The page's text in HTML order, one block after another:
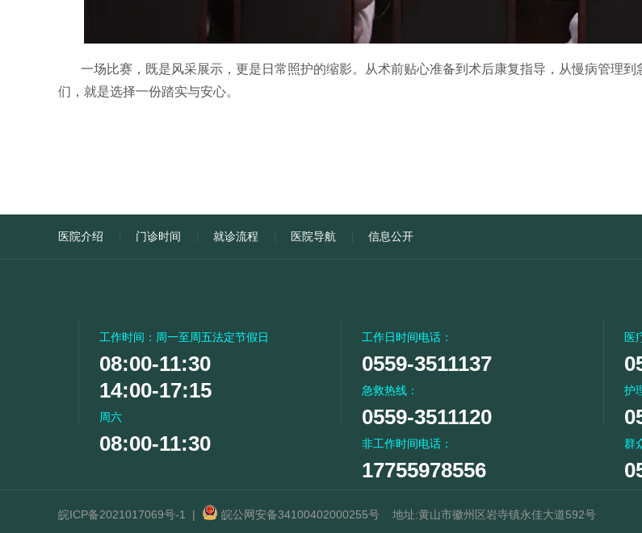
一场比赛，既是风采展示，更是日常照护的缩影。从术前贴心准备到术后康复指导，从慢病管理
们，就是选择一份踏实与安心。
医院介绍 门诊时间 就诊流程 医院导航 信息公开
工作时间：周一至周五法定节假日
08:00-11:30
14:00-17:15
周六
08:00-11:30
工作日时间电话：
0559-3511137
急救热线：
0559-3511120
非工作时间电话：
17755978556
医
护
群
皖ICP备2021017069号-1 | 皖公网安备34100402000255号 地址:黄山市徽州区岩寺镇永佳大道592号